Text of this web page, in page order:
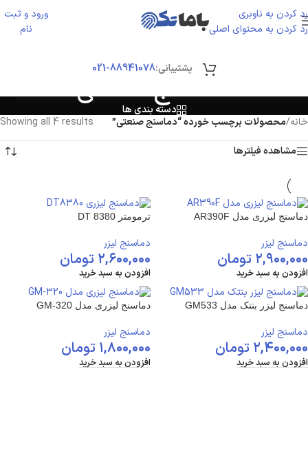
رد کردن به ناوبری
رد کردن به محتوای اصلی
ورود و ثبت
نام
ورود / ثبت
پشتیبانی:88941078-021
دماسنج صنعتی
دسته بندی ها
خانه/محصولات برچسب خورده “دماسنج صنعتی”
Showing all 4 results
مشاهده فیلترها
دماسنج لیزری مدل AR390F
دماسنج لیزر
۲,۹۰۰,۰۰۰ تومان
افزودن به سبد خرید
ترمومتر DT 8380
دماسنج لیزر
۲,۶۰۰,۰۰۰ تومان
افزودن به سبد خرید
دماسنج لیزر بنتک مدل GM533
دماسنج لیزر
۲,۴۰۰,۰۰۰ تومان
افزودن به سبد خرید
دماسنج لیزری مدل GM-320
دماسنج لیزر
۱,۸۰۰,۰۰۰ تومان
افزودن به سبد خرید